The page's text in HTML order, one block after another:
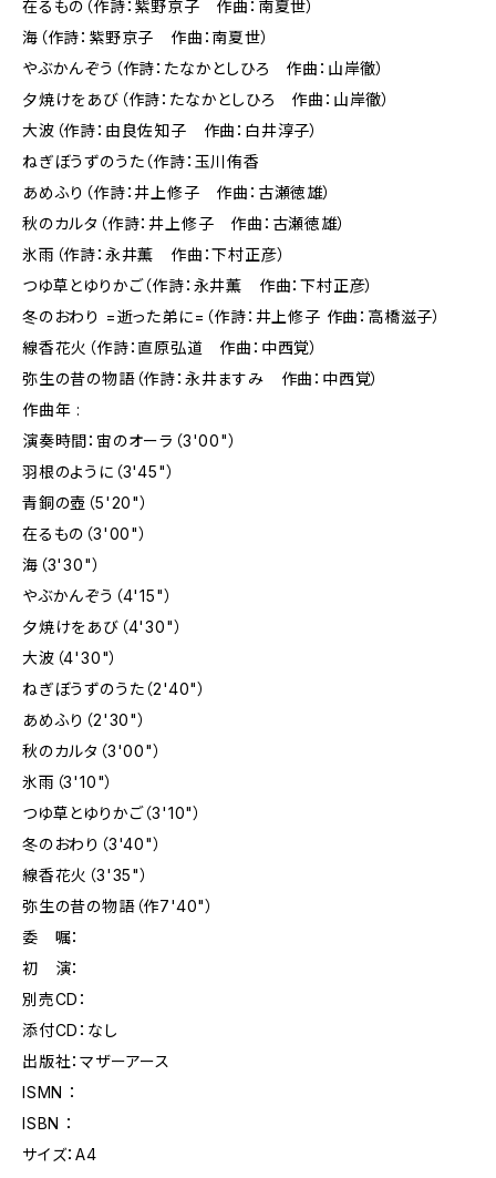
在るもの（作詩：紫野京子 作曲：南夏世）
海（作詩：紫野京子 作曲：南夏世）
やぶかんぞう（作詩：たなかとしひろ 作曲：山岸徹）
夕焼けをあび（作詩：たなかとしひろ 作曲：山岸徹）
大波（作詩：由良佐知子 作曲：白井淳子）
ねぎぼうずのうた（作詩：玉川侑香
あめふり（作詩：井上修子 作曲：古瀬徳雄）
秋のカルタ（作詩：井上修子 作曲：古瀬徳雄）
氷雨（作詩：永井薫 作曲：下村正彦）
つゆ草とゆりかご（作詩：永井薫 作曲：下村正彦）
冬のおわり =逝った弟に=（作詩：井上修子 作曲：高橋滋子）
線香花火（作詩：直原弘道 作曲：中西覚）
弥生の昔の物語（作詩：永井ますみ 作曲：中西覚）
作曲年 :
演奏時間：宙のオーラ（3'00"）
羽根のように（3'45"）
青銅の壺（5'20"）
在るもの（3'00"）
海（3'30"）
やぶかんぞう（4'15"）
夕焼けをあび（4'30"）
大波（4'30"）
ねぎぼうずのうた（2'40"）
あめふり（2'30"）
秋のカルタ（3'00"）
氷雨（3'10"）
つゆ草とゆりかご（3'10"）
冬のおわり（3'40"）
線香花火（3'35"）
弥生の昔の物語（作7'40"）
委 嘱：
初 演：
別売CD：
添付CD：なし
出版社：マザーアース
ISMN ：
ISBN ：
サイズ：A4